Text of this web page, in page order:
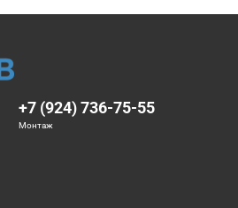
+7 (924) 736-75-55
Монтаж